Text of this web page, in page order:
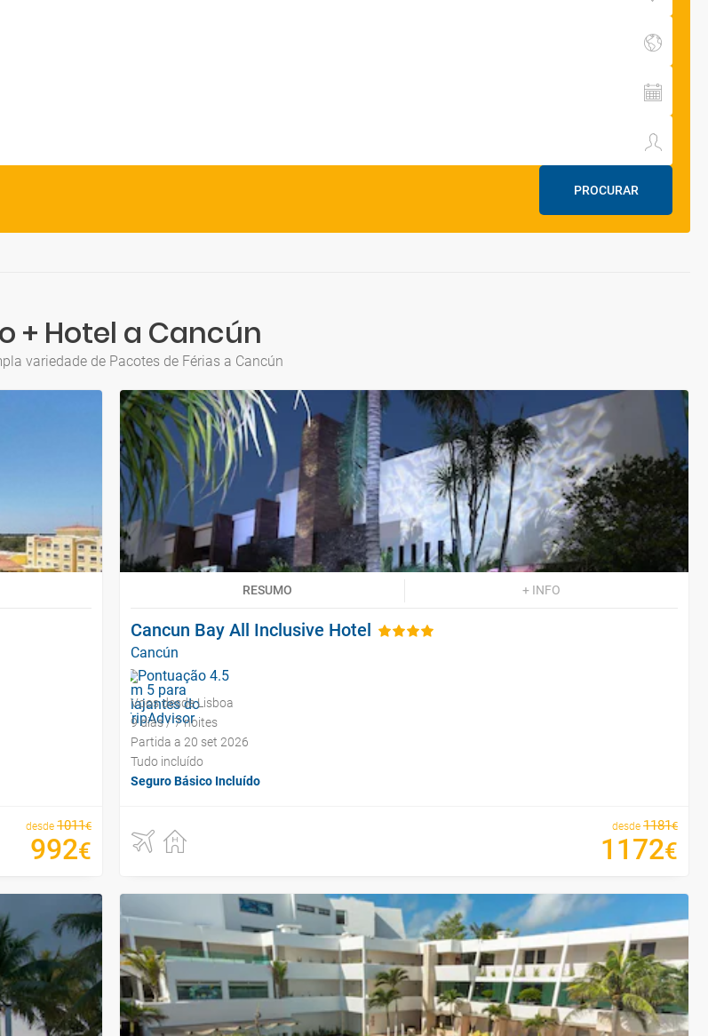
PROCURAR
+ Hotel a Cancún
variedade de Pacotes de Férias a Cancún
desde 1011€
992€
RESUMO + INFO
Cancun Bay All Inclusive Hotel
Cancún
Voos desde Lisboa
9 dias / 7 noites
Partida a 20 set 2026
Tudo incluído
Seguro Básico Incluído
desde 1181€
1172€